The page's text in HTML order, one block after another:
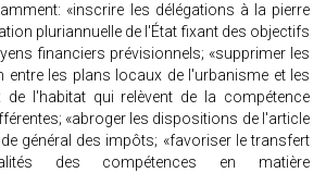
«inscrire les délégations à la pierre
pluriannuelle de l'État fixant des objectifs
financiers prévisionnels; «supprimer les
les plans locaux de l'urbanisme et les
l'habitat qui relèvent de la compétence
«abroger les dispositions de l'article
général des impôts; «favoriser le transfert
des compétences en matière